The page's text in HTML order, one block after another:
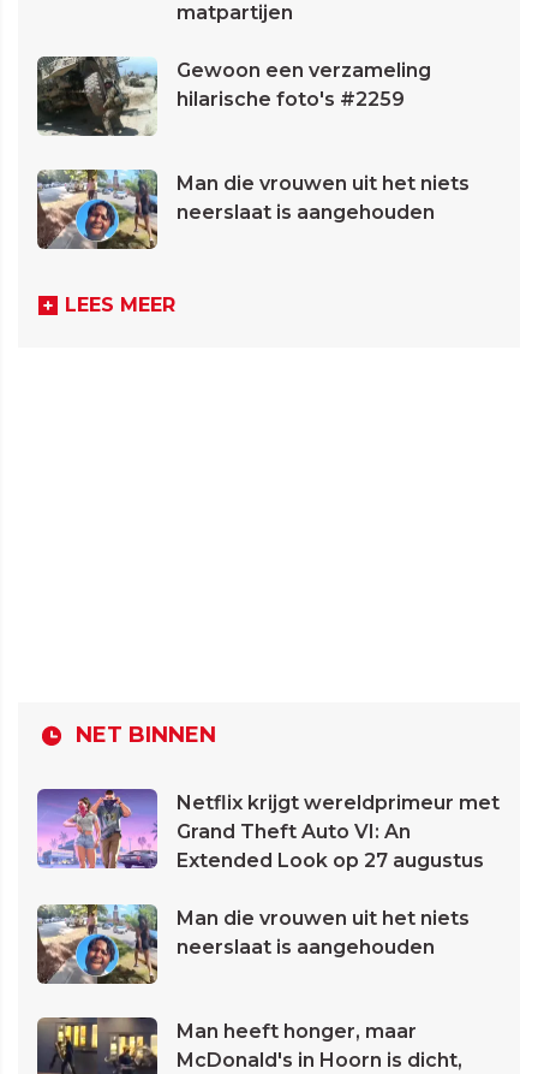
matpartijen
Gewoon een verzameling
hilarische foto's #2259
Man die vrouwen uit het niets
neerslaat is aangehouden
LEES MEER
NET BINNEN
Netflix krijgt wereldprimeur met
Grand Theft Auto VI: An
Extended Look op 27 augustus
Man die vrouwen uit het niets
neerslaat is aangehouden
Man heeft honger, maar
McDonald's in Hoorn is dicht,